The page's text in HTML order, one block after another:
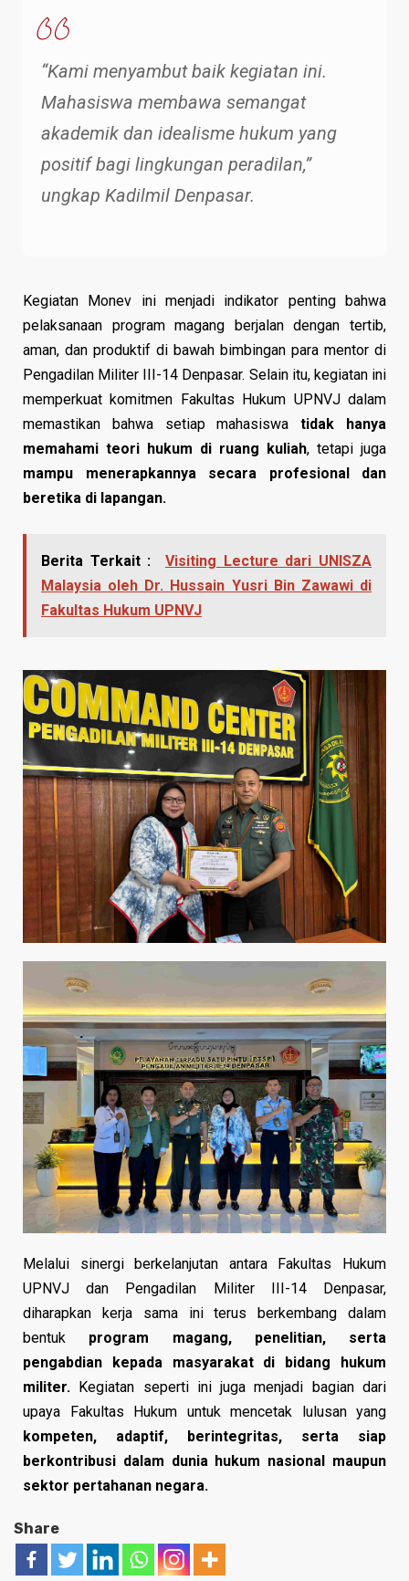
“Kami menyambut baik kegiatan ini.
Mahasiswa membawa semangat
akademik dan idealisme hukum yang
positif bagi lingkungan peradilan,”
ungkap Kadilmil Denpasar.
Kegiatan Monev ini menjadi indikator penting bahwa
pelaksanaan program magang berjalan dengan tertib,
aman, dan produktif di bawah bimbingan para mentor di
Pengadilan Militer III-14 Denpasar. Selain itu, kegiatan ini
memperkuat komitmen Fakultas Hukum UPNVJ dalam
memastikan bahwa setiap mahasiswatidak hanya
memahami teori hukum di ruang kuliah, tetapi juga
mampu menerapkannya secara profesional dan
beretika di lapangan.
Berita Terkait :
Visiting Lecture dari UNISZA
Malaysia oleh Dr. Hussain Yusri Bin Zawawi di
Fakultas Hukum UPNVJ
Melalui sinergi berkelanjutan antara Fakultas Hukum
UPNVJ dan Pengadilan Militer III-14 Denpasar,
diharapkan kerja sama ini terus berkembang dalam
bentuk program magang, penelitian, serta
pengabdian kepada masyarakat di bidang hukum
militer. Kegiatan seperti ini juga menjadi bagian dari
upaya Fakultas Hukum untuk mencetak lulusan yang
kompeten, adaptif, berintegritas, serta siap
berkontribusi dalam dunia hukum nasional maupun
sektor pertahanan negara.
Share